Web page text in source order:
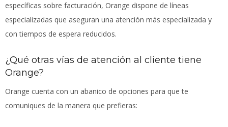
específicas sobre facturación, Orange dispone de líneas
especializadas que aseguran una atención más especializada y
con tiempos de espera reducidos.
¿Qué otras vías de atención al cliente tiene
Orange?
Orange cuenta con un abanico de opciones para que te
comuniques de la manera que prefieras: